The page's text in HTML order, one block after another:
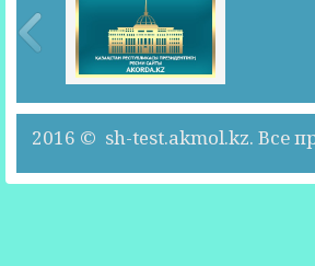
2016 © sh-test.akmol.kz. Все